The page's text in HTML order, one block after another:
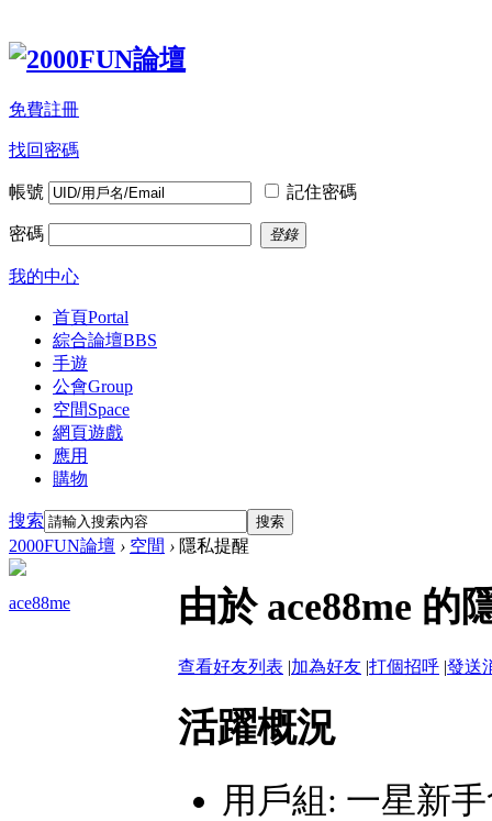
免費註冊
找回密碼
帳號 記住密碼
密碼 登錄
我的中心
首頁Portal
綜合論壇BBS
手遊
公會Group
空間Space
網頁遊戲
應用
購物
搜索 搜索
2000FUN論壇 › 空間 › 隱私提醒
ace88me 由於 ace88me 的
查看好友列表 |加為好友 |打個招呼 |發送
活躍概況
用戶組: 一星新